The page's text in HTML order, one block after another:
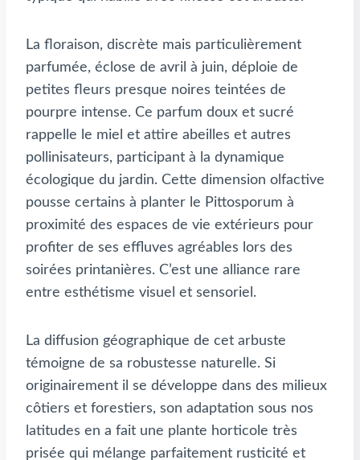
La floraison, discrète mais particulièrement
parfumée, éclose de avril à juin, déploie de
petites fleurs presque noires teintées de
pourpre intense. Ce parfum doux et sucré
rappelle le miel et attire abeilles et autres
pollinisateurs, participant à la dynamique
écologique du jardin. Cette dimension olfactive
pousse certains à planter le Pittosporum à
proximité des espaces de vie extérieurs pour
profiter de ses effluves agréables lors des
soirées printanières. C’est une alliance rare
entre esthétisme visuel et sensoriel.
La diffusion géographique de cet arbuste
témoigne de sa robustesse naturelle. Si
originairement il se développe dans des milieux
côtiers et forestiers, son adaptation sous nos
latitudes en a fait une plante horticole très
prisée qui mélange parfaitement rusticité et